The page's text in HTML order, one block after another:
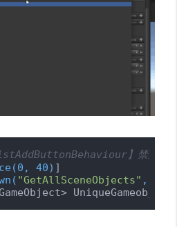
】禁用下拉
40) ]
"GetAllSceneObjects" ,